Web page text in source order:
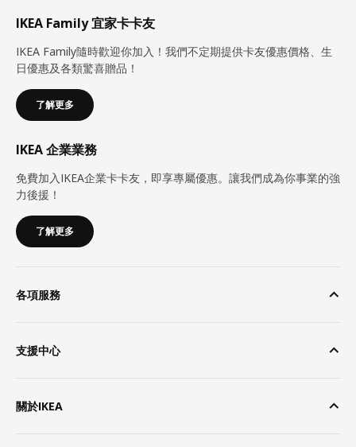
IKEA Family 宜家卡卡友
IKEA Family隨時歡迎你加入！我們不定期提供卡友優惠價格、生
日優惠及各類驚喜贈品！
了解更多
IKEA 企業業務
免費加入IKEA企業卡卡友，即享專屬優惠。讓我們成為你事業的強
力後援！
了解更多
各項服務
支援中心
關於IKEA